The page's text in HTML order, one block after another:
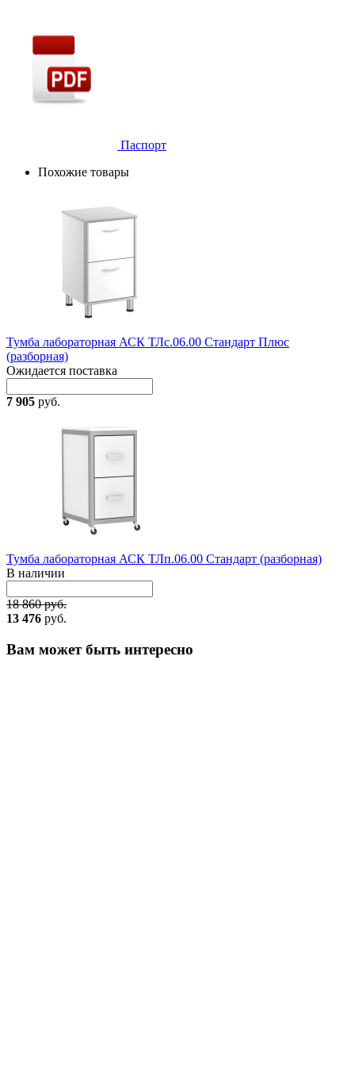
Паспорт
Похожие товары
Тумба лабораторная АСК ТЛс.06.00 Стандарт Плюс
(разборная)
Ожидается поставка
7 905 руб.
Тумба лабораторная АСК ТЛп.06.00 Стандарт (разборная)
В наличии
18 860 руб.
13 476 руб.
Вам может быть интересно